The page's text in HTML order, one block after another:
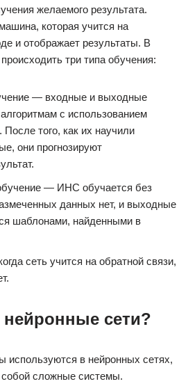
желаемого результата.
которая учится на
и отображает результаты. В
три типа обучения:
— входные и выходные
с использованием
того, как их научили
они прогнозируют
— ИНС обучается без
данных нет, и выходные
шаблонами, найденными в
сеть учится на обратной связи,
нейронные сети?
используются в нейронных сетях,
сложные системы.